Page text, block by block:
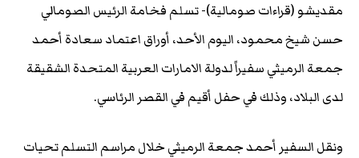
مقديشو (قراءات صومالية)- تسلم فخامة الرئيس الصومالي
حسن شيخ محمود، اليوم الأحد، أوراق اعتماد سعادة أحمد
جمعة الرميثي سفيراً لدولة الامارات العربية المتحدة الشقيقة
لدى البلاد، وذلك في حفل أقيم في القصر الرئاسي.
ونقل السفير أحمد جمعة الرميثي خلال مراسم التسلم تحيات